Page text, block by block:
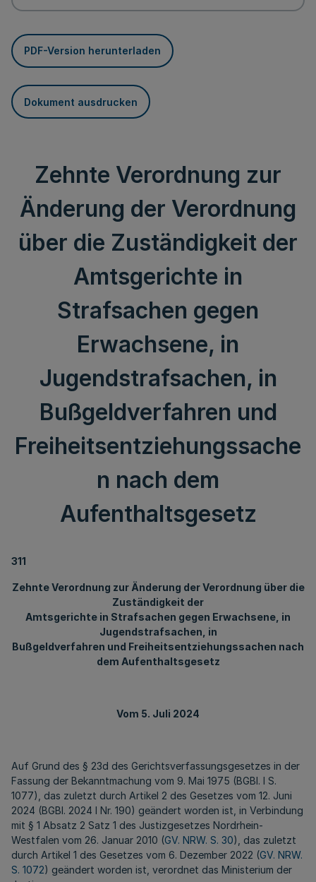
PDF-Version herunterladen
Dokument ausdrucken
Zehnte Verordnung zur
Änderung der Verordnung
über die Zuständigkeit der
Amtsgerichte in
Strafsachen gegen
Erwachsene, in
Jugendstrafsachen, in
Bußgeldverfahren und
Freiheitsentziehungssache
n nach dem
Aufenthaltsgesetz
311
Zehnte Verordnung zur Änderung der Verordnung über die
Zuständigkeit der
Amtsgerichte in Strafsachen gegen Erwachsene, in
Jugendstrafsachen, in
Bußgeldverfahren und Freiheitsentziehungssachen nach
dem Aufenthaltsgesetz
Vom 5. Juli 2024
Auf Grund des § 23d des Gerichtsverfassungsgesetzes in der
Fassung der Bekanntmachung vom 9. Mai 1975 (BGBl. I S.
1077), das zuletzt durch Artikel 2 des Gesetzes vom 12. Juni
2024 (BGBl. 2024 I Nr. 190) geändert worden ist, in Verbindung
mit § 1 Absatz 2 Satz 1 des Justizgesetzes Nordrhein-
Westfalen vom 26. Januar 2010 (GV. NRW. S. 30), das zuletzt
durch Artikel 1 des Gesetzes vom 6. Dezember 2022 (GV. NRW.
S. 1072) geändert worden ist, verordnet das Ministerium der